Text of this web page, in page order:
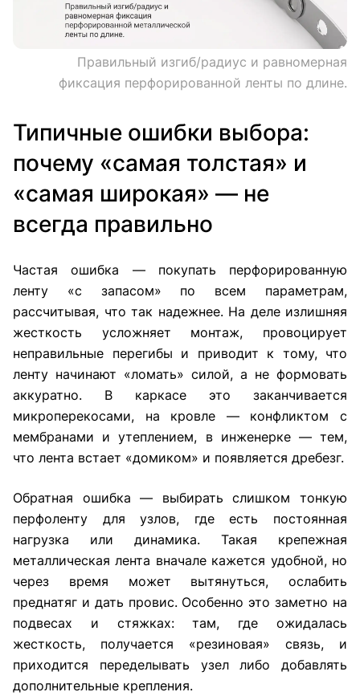
Правильный изгиб/радиус и равномерная
фиксация перфорированной ленты по длине.
Типичные ошибки выбора:
почему «самая толстая» и
«самая широкая» — не
всегда правильно
Частая ошибка — покупать перфорированную
ленту «с запасом» по всем параметрам,
рассчитывая, что так надежнее. На деле излишняя
жесткость усложняет монтаж, провоцирует
неправильные перегибы и приводит к тому, что
ленту начинают «ломать» силой, а не формовать
аккуратно. В каркасе это заканчивается
микроперекосами, на кровле — конфликтом с
мембранами и утеплением, в инженерке — тем,
что лента встает «домиком» и появляется дребезг.
Обратная ошибка — выбирать слишком тонкую
перфоленту для узлов, где есть постоянная
нагрузка или динамика. Такая крепежная
металлическая лента вначале кажется удобной, но
через время может вытянуться, ослабить
преднатяг и дать провис. Особенно это заметно на
подвесах и стяжках: там, где ожидалась
жесткость, получается «резиновая» связь, и
приходится переделывать узел либо добавлять
дополнительные крепления.